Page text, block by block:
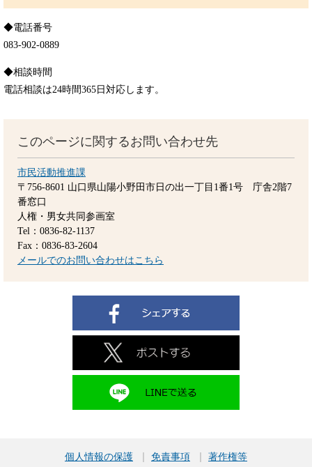
◆電話番号
083-902-0889
◆相談時間
電話相談は24時間365日対応します。
このページに関するお問い合わせ先
市民活動推進課
〒756-8601 山口県山陽小野田市日の出一丁目1番1号 庁舎2階7
番窓口
人権・男女共同参画室
Tel：0836-82-1137
Fax：0836-83-2604
メールでのお問い合わせはこちら
個人情報の保護 免責事項 著作権等